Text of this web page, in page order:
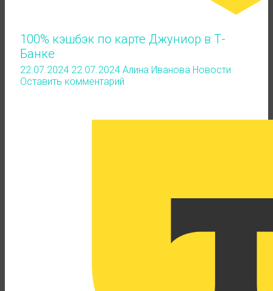
100% кэшбэк по карте Джуниор в Т-
Банке
22.07.2024 22.07.2024 Алина Иванова Новости
Оставить комментарий